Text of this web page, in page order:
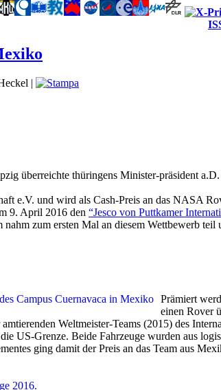
|
überreichte thüringens Minister-präsident
e.V. und wird als Cash-Preis an das NASA
9. April 2016 den “Jesco von Puttkamer
nahm zum ersten Mal an diesem Wettbewerb
Prämiert
einen Rover
Weltmeister-Teams (2015) des
US-Grenze. Beide Fahrzeuge wurden aus
ging damit der Preis an das Team aus
2016.